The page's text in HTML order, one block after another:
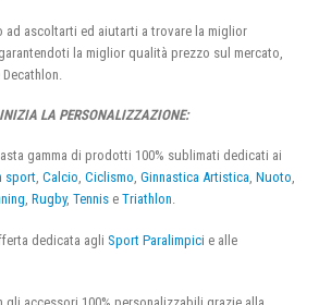
ad ascoltarti ed aiutarti a trovare la miglior
la miglior qualità prezzo sul mercato,
LA PERSONALIZZAZIONE:
gamma di prodotti 100% sublimati dedicati ai
sport, Calcio, Ciclismo, Ginnastica Artistica, Nuoto,
, Rugby, Tennis e Triathlon.
dedicata agli Sport Paralimpici e alle